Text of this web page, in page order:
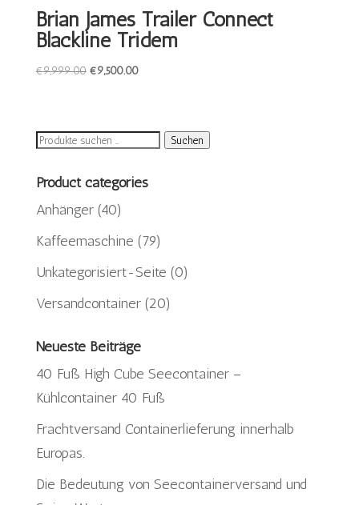
Brian James Trailer Connect
Blackline Tridem
€9,999.00 Ursprünglicher
€9,500.00Aktueller
Suchen
Suchen
Product categories
Anhänger (40)
Kaffeemaschine (79)
Unkategorisiert-Seite (0)
Versandcontainer (20)
Neueste Beiträge
40 Fuß High Cube Seecontainer –
Kühlcontainer 40 Fuß
Frachtversand Containerlieferung innerhalb
Europas.
Die Bedeutung von Seecontainerversand und